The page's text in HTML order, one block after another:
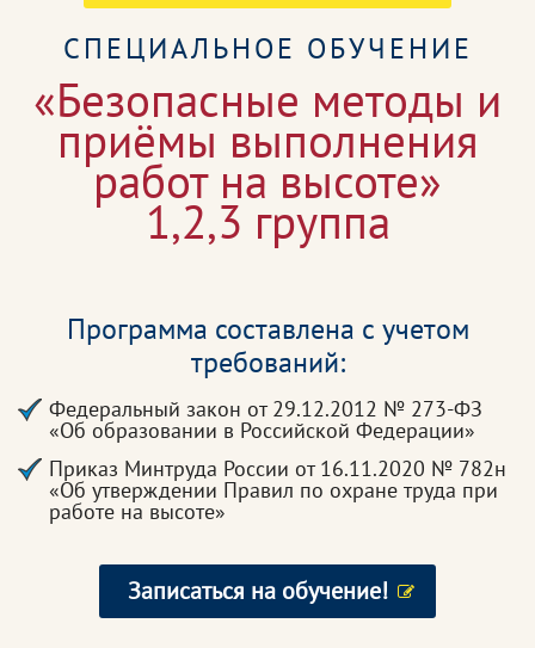
СПЕЦИАЛЬНОЕ ОБУЧЕНИЕ
«Безопасные методы и
приёмы выполнения
работ на высоте»
1,2,3 группа
Программа составлена с учетом
требований:
Федеральный закон от 29.12.2012 № 273-ФЗ
«Об образовании в Российской Федерации»
Приказ Минтруда России от 16.11.2020 № 782н
«Об утверждении Правил по охране труда при
работе на высоте»
Записаться на обучение!